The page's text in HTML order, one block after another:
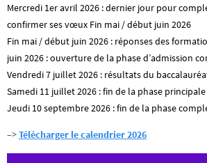
Mercredi 1er avril 2026 : dernier jour pour
confirmer ses vœux Fin mai / début juin 2026
Fin mai / début juin 2026 : réponses des
juin 2026 : ouverture de la phase d’admission
Vendredi 7 juillet 2026 : résultats du
Samedi 11 juillet 2026 : fin de la phase principale
Jeudi 10 septembre 2026 : fin de la phase
–>Télécharger le calendrier 2026